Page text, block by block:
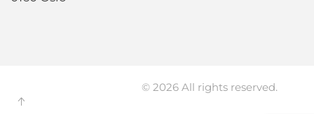
© 2026 All rights reserved.